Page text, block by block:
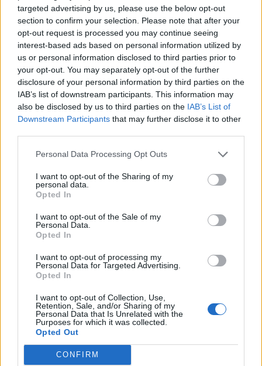
targeted advertising by us, please use the below opt-out
section to confirm your selection. Please note that after your
opt-out request is processed you may continue seeing
interest-based ads based on personal information utilized by
us or personal information disclosed to third parties prior to
your opt-out. You may separately opt-out of the further
disclosure of your personal information by third parties on the
IAB’s list of downstream participants. This information may
also be disclosed by us to third parties on the IAB’s List of
Downstream Participants that may further disclose it to other
Personal Data Processing Opt Outs
I want to opt-out of the Sharing of my
personal data.
Opted In
I want to opt-out of the Sale of my
Personal Data.
Opted In
I want to opt-out of processing my
Personal Data for Targeted Advertising.
Opted In
I want to opt-out of Collection, Use,
Retention, Sale, and/or Sharing of my
Personal Data that Is Unrelated with the
Purposes for which it was collected.
Opted Out
CONFIRM
DESIGN & INSPIRATION
SMART HOME & DEVICES
AUDIO/VISUAL
ΛΕΥΚΕΣ ΣΥΣΚΕΥΕΣ
ΜΙΚΡΟΣΥΣΚΕΥΕΣ
ΚΑΘΑΡΙΟΤΗΤΑ
PERSONAL CARE
HOME SECURITY
INDOOR
ΣΑΛΟΝΙ
ΚΟΥΖΙΝΑ
ΜΠΑΝΙΟ
ΠΑΙΔΙΚΟ ΔΩΜΑΤΙΟ
HOME OFFICE